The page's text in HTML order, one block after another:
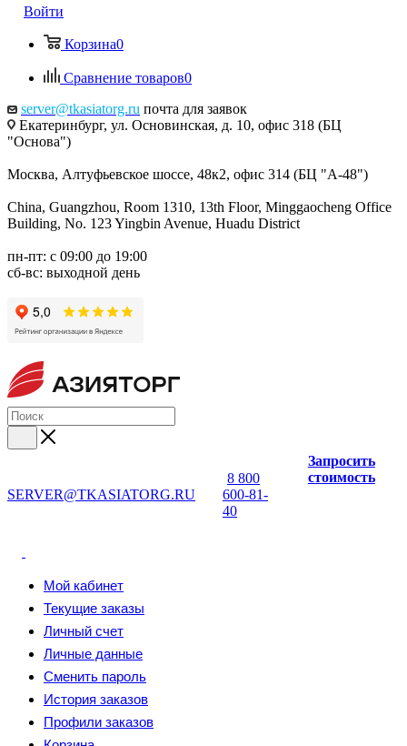
Войти
Корзина0
Сравнение товаров0
server@tkasiatorg.ru почта для заявок
Екатеринбург, ул. Основинская, д. 10, офис 318 (БЦ
"Основа")
Москва, Алтуфьевское шоссе, 48к2, офис 314 (БЦ "А-48")
China, Guangzhou, Room 1310, 13th Floor, Minggaocheng Office
Building, No. 123 Yingbin Avenue, Huadu District
пн-пт: с 09:00 до 19:00
сб-вс: выходной день
SERVER@TKASIATORG.RU
8 800
600-81-
40
Запросить
стоимость
Мой кабинет
Текущие заказы
Личный счет
Личные данные
Сменить пароль
История заказов
Профили заказов